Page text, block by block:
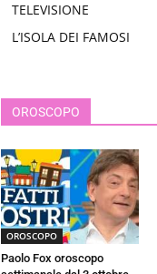
TELEVISIONE
L’ISOLA DEI FAMOSI
OROSCOPO
OROSCOPO
Paolo Fox oroscopo